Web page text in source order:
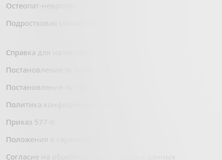
Остеопат-невролог
Подростковая стоматология
Справка для налоговой
Постановление № 1006 - ПП
Постановление № 1492
Политика конфиденциальности
Приказ 577-п
Положения о гарантиях
Согласие на обработку персональных данных